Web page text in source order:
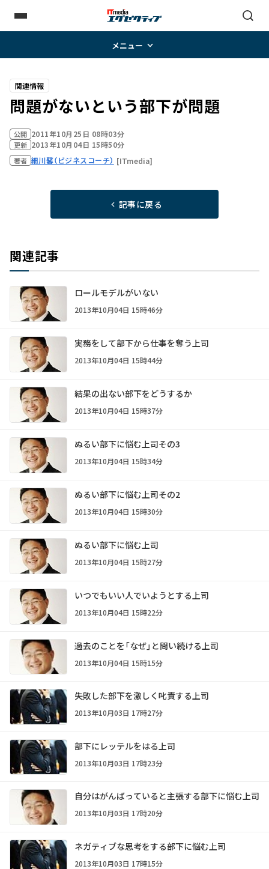
メニュー
関連情報
問題がないという部下が問題
公開 2011年10月25日 08時03分
更新 2013年10月04日 15時50分
著者 細川馨（ビジネスコーチ） [ITmedia]
記事に戻る
関連記事
ロールモデルがいない
2013年10月04日 15時46分
実務をして部下から仕事を奪う上司
2013年10月04日 15時44分
結果の出ない部下をどうするか
2013年10月04日 15時37分
ぬるい部下に悩む上司その3
2013年10月04日 15時34分
ぬるい部下に悩む上司その2
2013年10月04日 15時30分
ぬるい部下に悩む上司
2013年10月04日 15時27分
いつでもいい人でいようとする上司
2013年10月04日 15時22分
過去のことを「なぜ」と問い続ける上司
2013年10月04日 15時15分
失敗した部下を激しく叱責する上司
2013年10月03日 17時27分
部下にレッテルをはる上司
2013年10月03日 17時23分
自分はがんばっていると主張する部下に悩む上司
2013年10月03日 17時20分
ネガティブな思考をする部下に悩む上司
2013年10月03日 17時15分